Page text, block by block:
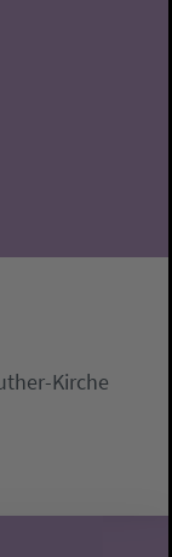
Kirche